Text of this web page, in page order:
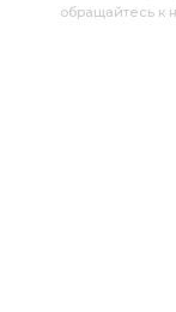
обращайтесь к